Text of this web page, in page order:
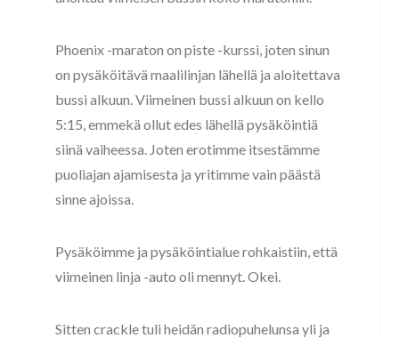
Phoenix -maraton on piste -kurssi, joten sinun
on pysäköitävä maalilinjan lähellä ja aloitettava
bussi alkuun. Viimeinen bussi alkuun on kello
5:15, emmekä ollut edes lähellä pysäköintiä
siinä vaiheessa. Joten erotimme itsestämme
puoliajan ajamisesta ja yritimme vain päästä
sinne ajoissa.
Pysäköimme ja pysäköintialue rohkaistiin, että
viimeinen linja -auto oli mennyt. Okei.
Sitten crackle tuli heidän radiopuhelunsa yli ja